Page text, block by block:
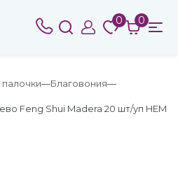
0 0
Благовония
Feng Shui Madera 20 шт/уп HEM